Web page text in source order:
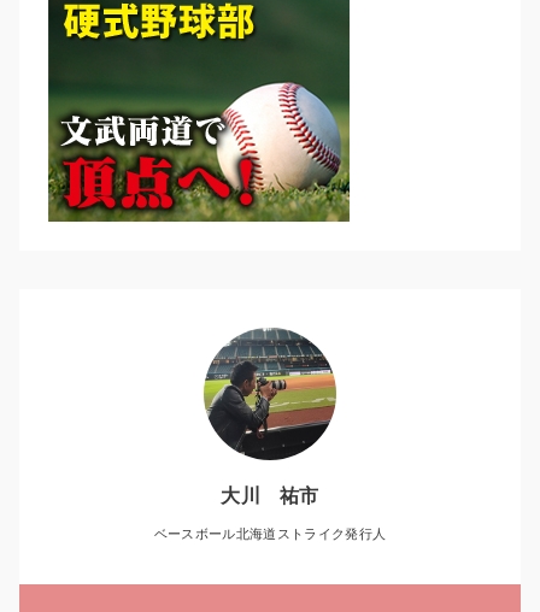
大川 祐市
ベースボール北海道ストライク発行人